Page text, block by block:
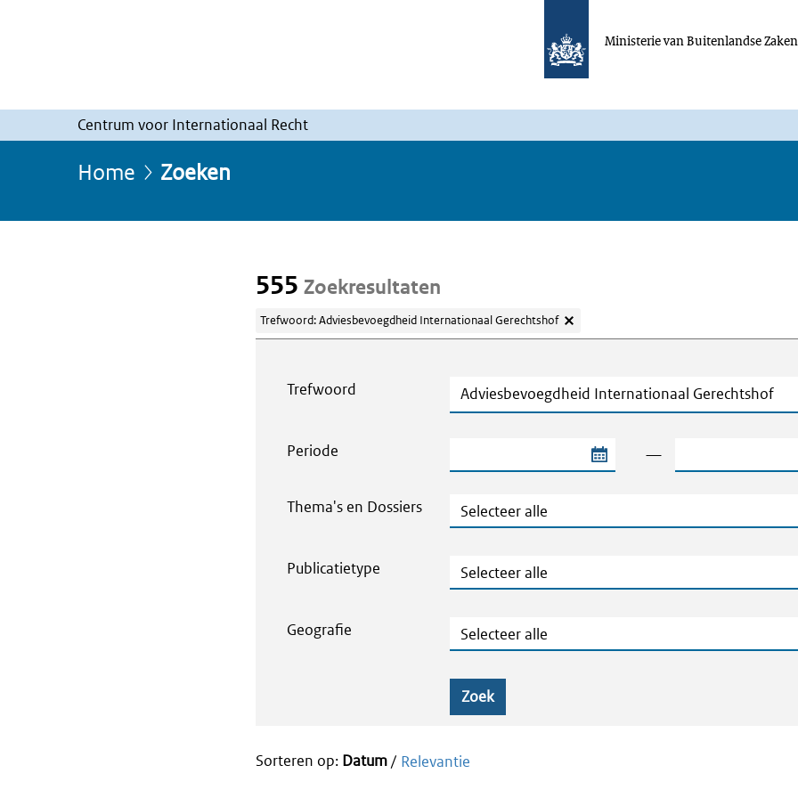
Ministerie van Buitenlandse Zaken
Centrum voor Internationaal Recht
Home Zoeken
555 Zoekresultaten
Trefwoord: Adviesbevoegdheid Internationaal Gerechtshof
Trefwoord Trefwoord
Periode Begindatum van de periode — Einddatum van de
Thema's en Dossiers Thema's en Dossiers
Publicatietype Publicatietype
Geografie Geografie
Zoek
Sorteren op: Datum/ Relevantie